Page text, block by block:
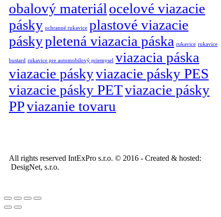
obalový materiál ocelové viazacie
pásky ochranné rukavice plastové viazacie
páskypletená viazacia páska rukavice rukavice
bustard rukavice pre automobilový priemysel viazacia páska
viazacie páskyviazacie pásky PES
viazacie pásky PETviazacie pásky
PPviazanie tovaru
All rights reserved IntExPro s.r.o. © 2016 - Created & hosted:
DesigNet, s.r.o.